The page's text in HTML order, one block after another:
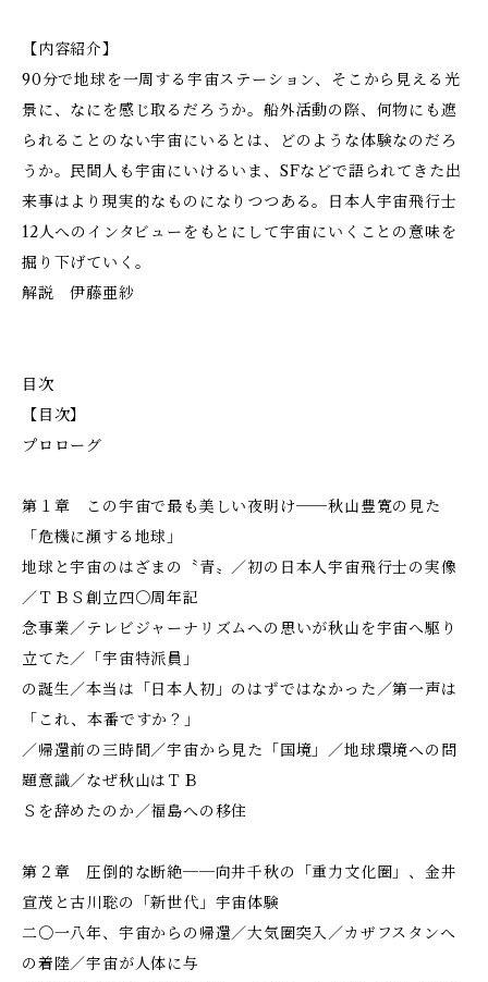
【内容紹介】
90分で地球を一周する宇宙ステーション、そこから見える光
景に、なにを感じ取るだろうか。船外活動の際、何物にも遮
られることのない宇宙にいるとは、どのような体験なのだろ
うか。民間人も宇宙にいけるいま、SFなどで語られてきた出
来事はより現実的なものになりつつある。日本人宇宙飛行士
12人へのインタビューをもとにして宇宙にいくことの意味を
掘り下げていく。
解説 伊藤亜紗
目次
【目次】
プロローグ
第１章 この宇宙で最も美しい夜明け──秋山豊寛の見た
「危機に瀕する地球」
地球と宇宙のはざまの〝青〟／初の日本人宇宙飛行士の実像
／ＴＢＳ創立四〇周年記
念事業／テレビジャーナリズムへの思いが秋山を宇宙へ駆り
立てた／「宇宙特派員」
の誕生／本当は「日本人初」のはずではなかった／第一声は
「これ、本番ですか？」
／帰還前の三時間／宇宙から見た「国境」／地球環境への問
題意識／なぜ秋山はＴＢ
Ｓを辞めたのか／福島への移住
第２章 圧倒的な断絶──向井千秋の「重力文化圏」、金井
宣茂と古川聡の「新世代」宇宙体験
二〇一八年、宇宙からの帰還／大気圏突入／カザフスタンへ
の着陸／宇宙が人体に与